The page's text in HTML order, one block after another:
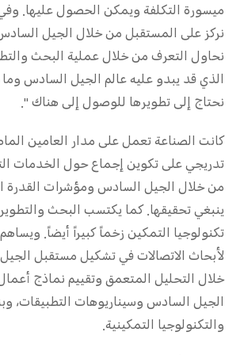
ميسورة التكلفة ويمكن الحصول عليها.
نركز على المستقبل من خلال الجيل
نحاول التعرف من خلال عملية البحث
الذي قد يبدو عليه عالم الجيل السادس
نحتاج إلى تطويرها للوصول إلى هناك ".
كانت الصناعة تعمل على مدار العامين
تدريجي على تكوين إجماع حول الخدمات
من خلال الجيل السادس ومؤشرات القدرة
ينبغي تحقيقها. كما يكتسب البحث
تكنولوجيا التمكين زخماً كبيراً أيضاً.
لأبحاث الاتصالات في تشكيل مستقبل
خلال التحليل المتعمق وتقييم نماذج
الجيل السادس وسيناريوهات التطبيقات،
والتكنولوجيا التمكينية.